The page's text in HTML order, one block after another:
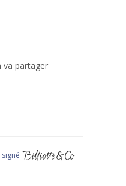
va partager
signé